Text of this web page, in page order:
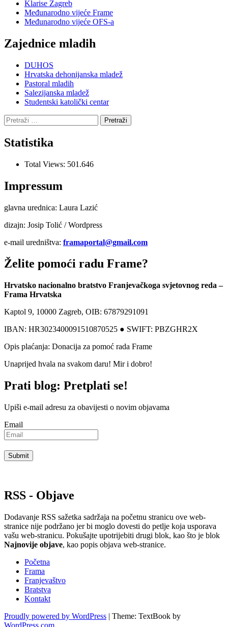
Klarise Zagreb
Međunarodno vijeće Frame
Međunarodno vijeće OFS-a
Zajednice mladih
DUHOS
Hrvatska dehonijanska mladež
Pastoral mladih
Salezijanska mladež
Studentski katolički centar
Pretraži:
Statistika
Total Views: 501.646
Impressum
glavna urednica: Laura Lazić
dizajn: Josip Tolić / Wordpress
e-mail uredništva: framaportal@gmail.com
Želite pomoći radu Frame?
Hrvatsko nacionalno bratstvo Franjevačkoga svjetovnog reda –
Frama Hrvatska
Kaptol 9, 10000 Zagreb, OIB: 67879291091
IBAN: HR3023400091510870525 ● SWIFT: PBZGHR2X
Opis plaćanja: Donacija za pomoć rada Frame
Unaprijed hvala na svakom daru! Mir i dobro!
Prati blog: Pretplati se!
Upiši e-mail adresu za obavijesti o novim objavama
Email
RSS - Objave
Dodavanje RSS sažetka sadržaja na početnu stranicu ove web-
stranice nije podržano jer bi moglo dovesti do petlje koja usporava
vašu web-stranicu. Pokušajte upotrijebiti drugi blok, kao što je blok
Najnovije objave, kao popis objava ​​web-stranice.
Početna
Frama
Franjevaštvo
Bratstva
Kontakt
Proudly powered by WordPress | Theme: TextBook by
WordPress.com